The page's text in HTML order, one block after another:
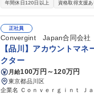
（Enterprise）に対する、新規開
立案・推進 ■契約締結および契約条件の整理・クロージン
ay】スマホ決済サービス「メルペ
年間休日120日以上 資格取得支援あ
正社員
Convergint Japan合同会社
【品川】アカウントマ
クター
月給100万円～120万円
東京都品川区
企業名 Ｃｏｎｖｅｒｇｉｎｔ Ｊａｐａｎ合同会社 求人名 【品川】アカウ